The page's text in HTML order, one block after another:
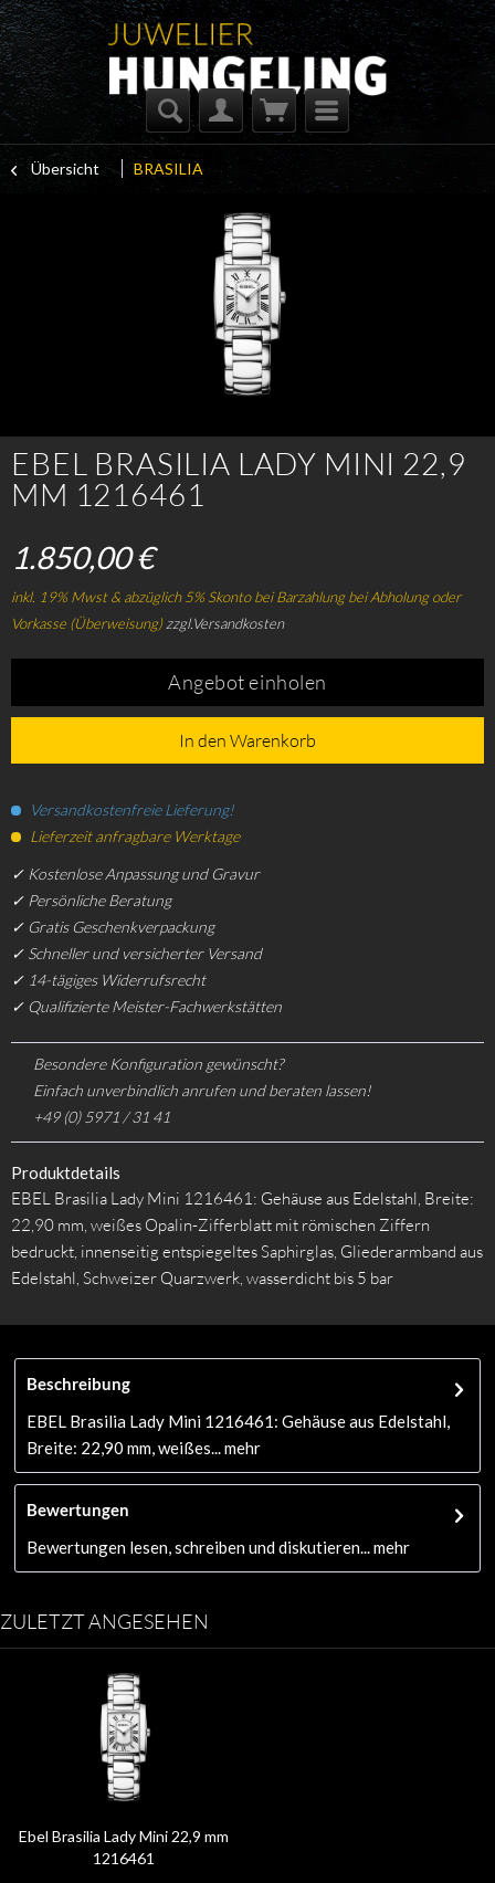
Übersicht BRASILIA
EBEL BRASILIA LADY MINI 22,9
MM 1216461
1.850,00 €
inkl. 19% Mwst & abzüglich 5% Skonto bei Barzahlung bei Abholung oder
Vorkasse (Überweisung)zzgl.Versandkosten
Angebot einholen
In den Warenkorb
Versandkostenfreie Lieferung!
Lieferzeit anfragbare Werktage
✓ Kostenlose Anpassung und Gravur
✓ Persönliche Beratung
✓ Gratis Geschenkverpackung
✓ Schneller und versicherter Versand
✓ 14-tägiges Widerrufsrecht
✓ Qualifizierte Meister-Fachwerkstätten
Besondere Konfiguration gewünscht?
Einfach unverbindlich anrufen und beraten lassen!
+49 (0) 5971 / 31 41
Produktdetails
EBEL Brasilia Lady Mini 1216461: Gehäuse aus Edelstahl, Breite:
22,90 mm, weißes Opalin-Zifferblatt mit römischen Ziffern
bedruckt, innenseitig entspiegeltes Saphirglas, Gliederarmband aus
Edelstahl, Schweizer Quarzwerk, wasserdicht bis 5 bar
Beschreibung
EBEL Brasilia Lady Mini 1216461: Gehäuse aus Edelstahl,
Breite: 22,90 mm, weißes...
mehr
Bewertungen
Bewertungen lesen, schreiben und diskutieren...
mehr
ZULETZT ANGESEHEN
Ebel Brasilia Lady Mini 22,9 mm
1216461